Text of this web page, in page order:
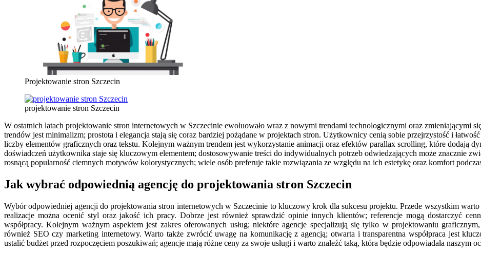
Projektowanie stron Szczecin
projektowanie stron Szczecin
W ostatnich latach projektowanie stron internetowych w Szczecinie ewoluowało wraz z nowymi trendami technologicznymi oraz zmieniającymi
trendów jest minimalizm; prostota i elegancja stają się coraz bardziej pożądane w projektach stron. Użytkownicy cenią sobie przejrzystość i
liczby elementów graficznych oraz tekstu. Kolejnym ważnym trendem jest wykorzystanie animacji oraz efektów parallax scrolling, które dodają
doświadczeń użytkownika staje się kluczowym elementem; dostosowywanie treści do indywidualnych potrzeb odwiedzających może znacznie
rosnącą popularność ciemnych motywów kolorystycznych; wiele osób preferuje takie rozwiązania ze względu na ich estetykę oraz komfort
Jak wybrać odpowiednią agencję do projektowania stron Szczecin
Wybór odpowiedniej agencji do projektowania stron internetowych w Szczecinie to kluczowy krok dla sukcesu projektu. Przede wszystkim
realizacje można ocenić styl oraz jakość ich pracy. Dobrze jest również sprawdzić opinie innych klientów; referencje mogą dostarczyć
współpracy. Kolejnym ważnym aspektem jest zakres oferowanych usług; niektóre agencje specjalizują się tylko w projektowaniu
również SEO czy marketing internetowy. Warto także zwrócić uwagę na komunikację z agencją; otwarta i transparentna współpraca jest
ustalić budżet przed rozpoczęciem poszukiwań; agencje mają różne ceny za swoje usługi i warto znaleźć taką, która będzie odpowiadała naszym